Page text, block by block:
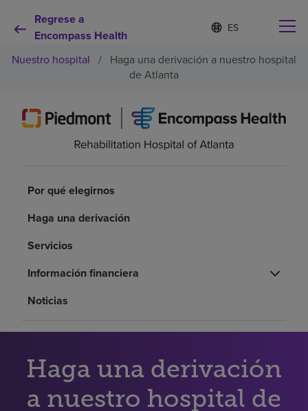
Regrese a
Encompass Health
Lista
de
contraída
d
o
e
l
e
c
Por qué debe elegirnos
Pacientes y cuidadores
Recursos de salud
Acerca de nosotros
Inversores
Empleos
Nuestro hospital / Haga una derivación a nuestro hospital
de Atlanta
Por qué elegirnos
Haga una derivación
Servicios
Información financiera
Noticias
Haga una derivación
a nuestro hospital de